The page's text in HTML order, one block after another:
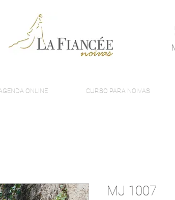
ONLINE CURSO PARA NOIVAS
MJ 1007